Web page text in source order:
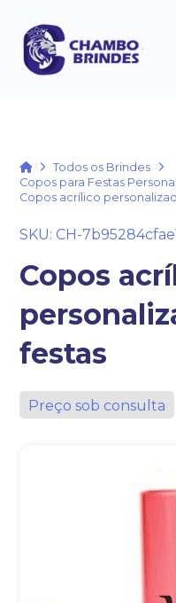
HomeTodos os Brindes
Copos para Festas
Copos acrílico
SKU: CH-
Copos
festas
Preço sob consulta
+55
A nossa empresa